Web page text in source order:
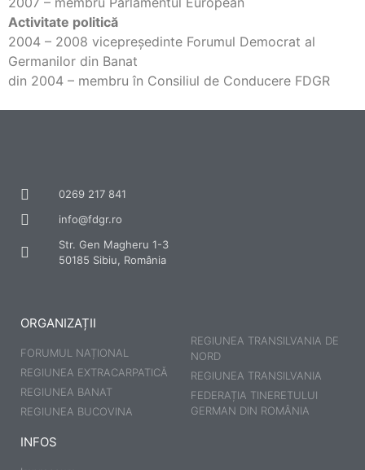
Activitate politică
2004 – 2008 vicepreşedinte Forumul Democrat al
Germanilor din Banat
din 2004 – membru în Consiliul de Conducere FDGR
0269 217 841
info@fdgr.ro
Str. Gen Magheru 1-3
50185 Sibiu, România
ORGANIZAȚII
FORUMUL NAȚIONAL
REGIUNEA EXTRACARPATICĂ
REGIUNEA BANAT
REGIUNEA BUCOVINA
REGIUNEA TRANSILVANIA DE
NORD
REGIUNEA TRANSILVANIA
FEDERAȚIA TINERETULUI
GERMAN DIN ROMÂNIA
INFOS